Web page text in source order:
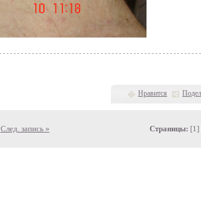
Нравится
След. запись » Страницы: [1]